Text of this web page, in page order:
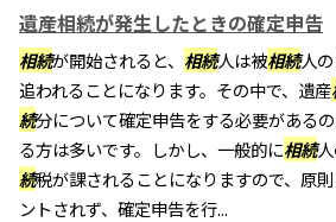
遺産相続が発生したときの確定申告
相続が開始されると、 相続人は被相続人
追われることになります。その中で、遺産
続分について確定申告をする必要がある
る方は多いです。しかし、一般的に相続
続税が課されることになりますので、原
ントされず、確定申告を行...